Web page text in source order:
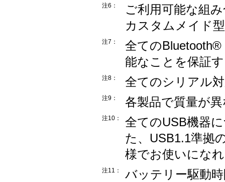
注6：
ご利用可能な組
カスタムメイド
注7：
全ての
能なことを保証
注8： 全てのシリアル
注9： 各製品で質量が
注10：
全てのUSB機器
た、USB1.1準拠
様でお使いにな
注11：
バッテリー駆動